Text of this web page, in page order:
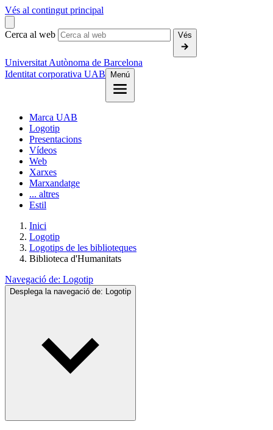
Vés al contingut principal
Cerca al web Vés
Universitat Autònoma de Barcelona
Identitat corporativa UAB
Menú
Marca UAB
Logotip
Presentacions
Vídeos
Web
Xarxes
Marxandatge
... altres
Estil
Inici
Logotip
Logotips de les biblioteques
Biblioteca d'Humanitats
Navegació de: Logotip
Desplega la navegació de: Logotip